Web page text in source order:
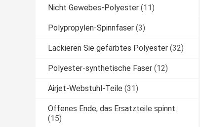
Nicht Gewebes-Polyester (11)
Polypropylen-Spinnfaser (3)
Lackieren Sie gefärbtes Polyester (32)
Polyester-synthetische Faser (12)
Airjet-Webstuhl-Teile (31)
Offenes Ende, das Ersatzteile spinnt
(15)